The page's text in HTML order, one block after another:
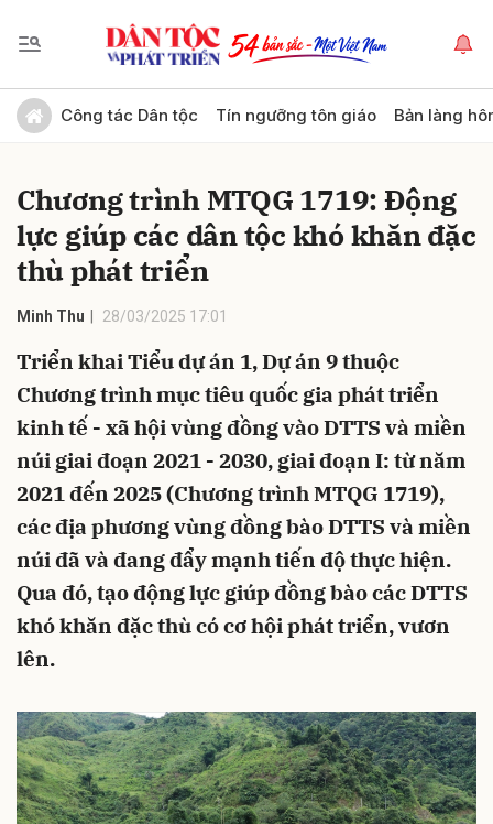
Công tác Dân tộc Tín ngưỡng tôn giáo Bản làng
Chương trình MTQG 1719: Động
lực giúp các dân tộc khó khăn đặc
thù phát triển
Minh Thu 28/03/2025 17:01
Triển khai Tiểu dự án 1, Dự án 9 thuộc
Chương trình mục tiêu quốc gia phát triển
kinh tế - xã hội vùng đồng vào DTTS và miền
núi giai đoạn 2021 - 2030, giai đoạn I: từ năm
2021 đến 2025 (Chương trình MTQG 1719),
các địa phương vùng đồng bào DTTS và miền
núi đã và đang đẩy mạnh tiến độ thực hiện.
Qua đó, tạo động lực giúp đồng bào các DTTS
khó khăn đặc thù có cơ hội phát triển, vươn
lên.
Gửi bình luận